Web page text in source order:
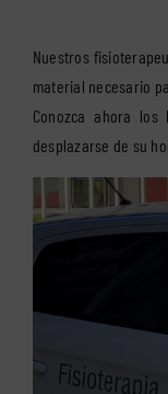
Nuestros
material necesario
Conozca ahora
desplazarse de su